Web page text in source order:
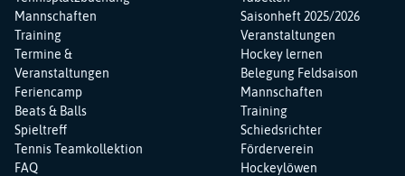
Mannschaften
Training
Termine &
Veranstaltungen
Feriencamp
Beats & Balls
Spieltreff
Tennis Teamkollektion
FAQ
Saisonheft 2025/2026
Veranstaltungen
Hockey lernen
Belegung Feldsaison
Mannschaften
Training
Schiedsrichter
Förderverein
Hockeylöwen